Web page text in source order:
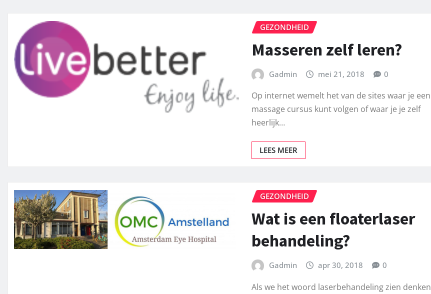
GEZONDHEID
Masseren zelf leren?
Gadmin mei 21, 2018 0
Op internet wemelt het van de sites waar je een
massage cursus kunt volgen of waar je je zelf
heerlijk…
LEES MEER
GEZONDHEID
Wat is een floaterlaser
behandeling?
Gadmin apr 30, 2018 0
Als we het woord laserbehandeling zien denken